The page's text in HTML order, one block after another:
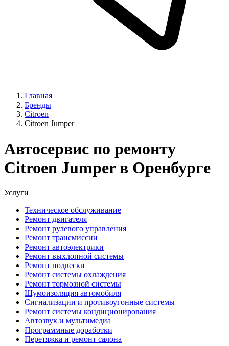
Главная
Бренды
Citroen
Citroen Jumper
Автосервис по ремонту
Citroen Jumper в Оренбурге
Услуги
Техническое обслуживание
Ремонт двигателя
Ремонт рулевого управления
Ремонт трансмиссии
Ремонт автоэлектрики
Ремонт выхлопной системы
Ремонт подвески
Ремонт системы охлаждения
Ремонт тормозной системы
Шумоизоляция автомобиля
Сигнализации и противоугонные системы
Ремонт системы кондиционирования
Автозвук и мультимедиа
Программные доработки
Перетяжка и ремонт салона